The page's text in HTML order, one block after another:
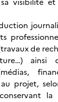
de
ainsi
projet,
la